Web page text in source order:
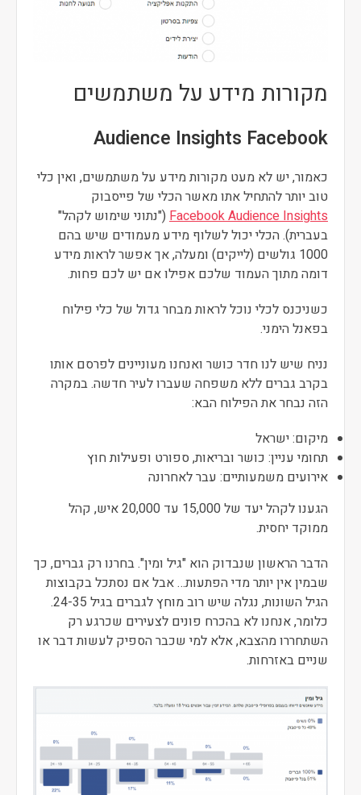
מקורות מידע על משתמשים
Audience Insights Facebook
כאמור, יש לא מעט מקורות מידע על משתמשים, ואין כלי
טוב יותר להתחיל אתו מאשר הכלי של פייסבוק
Facebook Audience Insights ("נתוני שימוש לקהל"
בעברית). הכלי יכול לשלוף מידע מעמודים שיש בהם
1000 גולשים (לייקים) ומעלה, אך אפשר לראות מידע
דומה מתוך העמוד שלכם אפילו אם יש לכם פחות.
כשניכנס לכלי נוכל לראות מבחר גדול של כלי פילוח
בפאנל הימני.
נניח שיש לנו חדר כושר ואנחנו מעוניינים לפרסם אותו
בקרב גברים ללא משפחה שעברו לעיר חדשה. במקרה
הזה נבחר את הפילוח הבא:
מיקום: ישראל
תחומי עניין: כושר ובריאות, ספורט ופעילות חוץ
אירועים משמעותיים: עבר לאחרונה
הגענו לקהל יעד של 15,000 עד 20,000 איש, קהל
ממוקד יחסית.
הדבר הראשון שנבדוק הוא "גיל ומין". בחרנו רק גברים, כך
שבמין אין יותר מדי הפתעות… אבל אם נסתכל בקבוצות
הגיל השונות, נגלה שיש רוב מוחץ לגברים בגיל 24-35.
כלומר, אנחנו לא בהכרח פונים לצעירים שכרגע רק
השתחררו מהצבא, אלא למי שכבר הספיק לעשות דבר או
שניים באזרחות.